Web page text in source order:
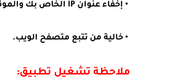
• إخفاء عنوان IP الخاص بك والموقع.
• خالية من تتبع متصفح الويب.
ملاحظة تشغيل تطبيق: